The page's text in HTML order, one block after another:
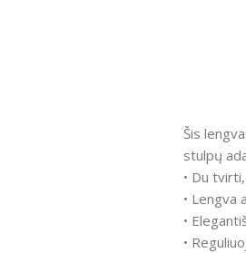
Šis
stulpų
• Du
• Lengva
•
•